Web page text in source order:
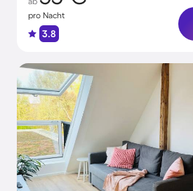
pro Nacht
3.8